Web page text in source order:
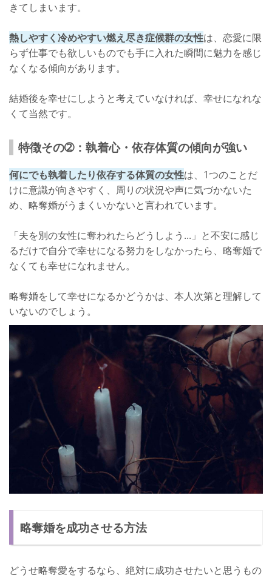
きてしまいます。
熱しやすく冷めやすい燃え尽き症候群の女性は、恋愛に限
らず仕事でも欲しいものでも手に入れた瞬間に魅力を感じ
なくなる傾向があります。
結婚後を幸せにしようと考えていなければ、幸せになれな
くて当然です。
特徴その➁：執着心・依存体質の傾向が強い
何にでも執着したり依存する体質の女性は、1つのことだ
けに意識が向きやすく、周りの状況や声に気づかないた
め、略奪婚がうまくいかないと言われています。
「夫を別の女性に奪われたらどうしよう...」と不安に感じ
るだけで自分で幸せになる努力をしなかったら、略奪婚で
なくても幸せになれません。
略奪婚をして幸せになるかどうかは、本人次第と理解して
いないのでしょう。
略奪婚を成功させる方法
どうせ略奪愛をするなら、絶対に成功させたいと思うもの